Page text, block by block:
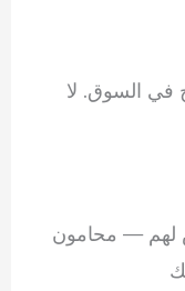
في السوق. لا
لهم — محامون